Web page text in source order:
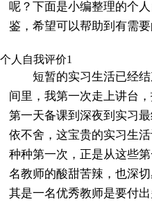
呢？下面是小编整理的个
鉴，希望可以帮助到有需要
个人自我评价1
短暂的实习生活已经
间里，我第一次走上讲台
第一天备课到深夜到实习
依不舍，这宝贵的实习生
种种第一次，正是从这些
名教师的酸甜苦辣，也深
其是一名优秀教师是要付